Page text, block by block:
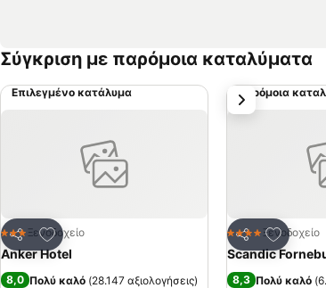
Σύγκριση με παρόμοια καταλύματα
Επιλεγμένο κατάλυμα
Κοινοποίηση
Προσθήκη στα αγαπημένα
3 ΑστέριαΞενοδοχείο
Anker Hotel
8,0 Πολύ καλό (28.147 αξιολογήσεις)
Παρόμοια
Κοινοποίηση
4 ΑστέριαΞενοδοχείο
Scandic
8,3 Πολύ καλό (
επόμενο